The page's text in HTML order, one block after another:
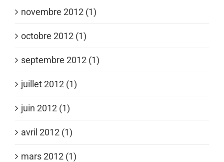
novembre 2012 (1)
octobre 2012 (1)
septembre 2012 (1)
juillet 2012 (1)
juin 2012 (1)
avril 2012 (1)
mars 2012 (1)